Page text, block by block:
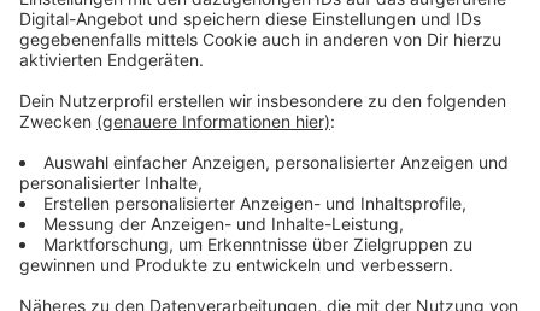
Der Preis zählt zu den bekanntesten Auszeichnungen
in der Luftfahrtbranche; er wird auch als "Branchen-
Im Gesamtranking unter allen bewerteten Flughäfen
weltweit belegt der Düsseldorfer Flughafen Platz 28
von 575.
Anzeige